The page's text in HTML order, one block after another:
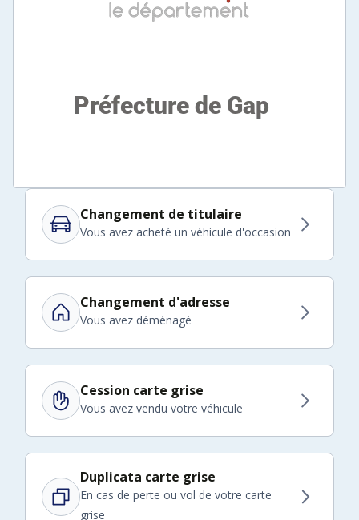
Changement de titulaire
Vous avez acheté un véhicule d'occasion
Changement d'adresse
Vous avez déménagé
Cession carte grise
Vous avez vendu votre véhicule
Duplicata carte grise
En cas de perte ou vol de votre carte
grise